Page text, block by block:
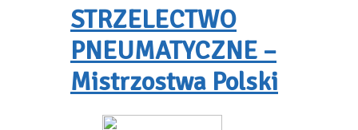
STRZELECTWO
PNEUMATYCZNE –
Mistrzostwa Polski